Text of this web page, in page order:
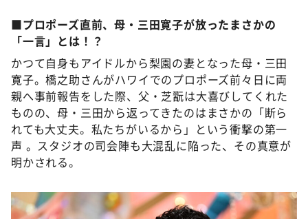
■プロポーズ直前、母・三田寛子が放ったまさかの
「一言」とは！？
かつて自身もアイドルから梨園の妻となった母・三田
寛子。橋之助さんがハワイでのプロポーズ前々日に両
親へ事前報告をした際、父・芝翫は大喜びしてくれた
ものの、母・三田から返ってきたのはまさかの「断ら
れても大丈夫。私たちがいるから」という衝撃の第一
声 。スタジオの司会陣も大混乱に陥った、その真意が
明かされる。